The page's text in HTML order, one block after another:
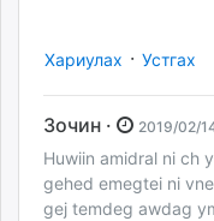
Хариулах · Устгах
Зочин · 2019/02/
Huwiin amidral ni ch
gehed emegtei ni
gej temdeg awdag